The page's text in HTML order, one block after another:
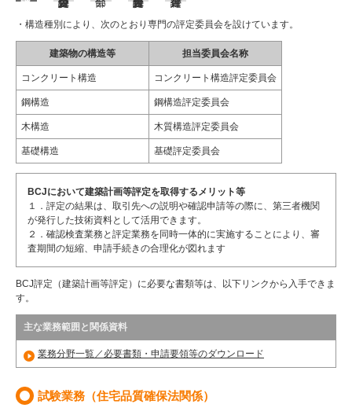
・構造種別により、次のとおり専門の評定委員会を設けています。
建築物の構造等 担当委員会名称
コンクリート構造 コンクリート構造評定委員会
鋼構造 鋼構造評定委員会
木構造 木質構造評定委員会
基礎構造 基礎評定委員会
BCJにおいて建築計画等評定を取得するメリット等
１．評定の結果は、取引先への説明や確認申請等の際に、第三者機関
が発行した技術資料として活用できます。
２．確認検査業務と評定業務を同時一体的に実施することにより、審
査期間の短縮、申請手続きの合理化が図れます
BCJ評定（建築計画等評定）に必要な書類等は、以下リンクから入手できま
す。
主な業務範囲と関係資料
業務分野一覧／必要書類・申請要領等のダウンロード
試験業務（住宅品質確保法関係）